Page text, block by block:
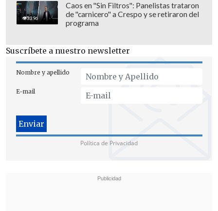
3396
Caos en "Sin Filtros": Panelistas trataron
de "carnicero" a Crespo y se retiraron del
programa
Suscríbete a nuestro newsletter
Nombre y apellido
E-mail
Política de Privacidad